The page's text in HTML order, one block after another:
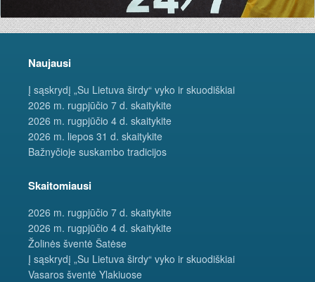
Naujausi
Į sąskrydį „Su Lietuva širdy“ vyko ir skuodiškiai
2026 m. rugpjūčio 7 d. skaitykite
2026 m. rugpjūčio 4 d. skaitykite
2026 m. liepos 31 d. skaitykite
Bažnyčioje suskambo tradicijos
Skaitomiausi
2026 m. rugpjūčio 7 d. skaitykite
2026 m. rugpjūčio 4 d. skaitykite
Žolinės šventė Šatėse
Į sąskrydį „Su Lietuva širdy“ vyko ir skuodiškiai
Vasaros šventė Ylakiuose